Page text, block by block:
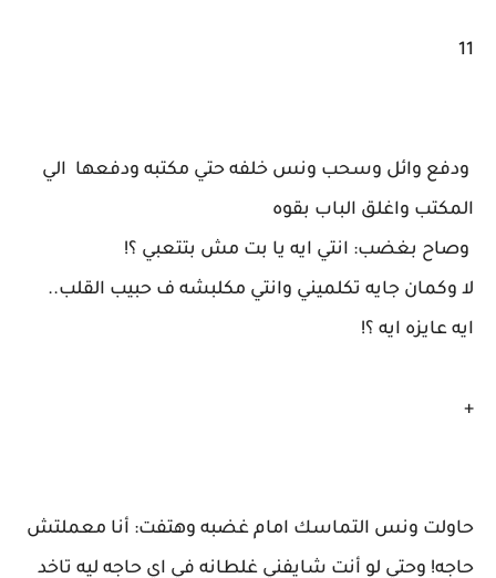
11
ودفع وائل وسحب ونس خلفه حتي مكتبه ودفعها الي
المكتب واغلق الباب بقوه
وصاح بغضب: انتي ايه يا بت مش بتتعبي ؟!
لا وكمان جايه تكلميني وانتي مكلبشه ف حبيب القلب..
ايه عايزه ايه ؟!
+
حاولت ونس التماسك امام غضبه وهتفت: أنا معملتش
حاجه! وحتي لو أنت شايفني غلطانه في اي حاجه ليه تاخد